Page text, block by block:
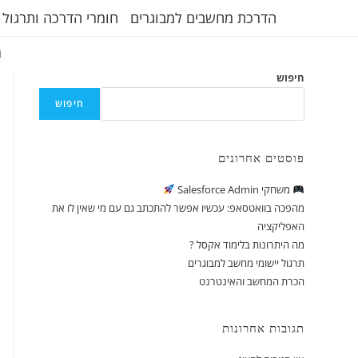
הדרכת מחשבים למבוגרים חומרי הדרכה
חיפוש
חיפוש
פוסטים אחרונים
משחקי Salesforce Admin
מהפכה בוואטסאפ: עכשיו אפשר להתכתב גם עם מי שאין לו את
האפליקציה
מה היתרונות בלימוד אקסל ?
תרגול יישומי מחשב למבוגרים
הכרת המחשב והאינטרנט
תגובות אחרונות